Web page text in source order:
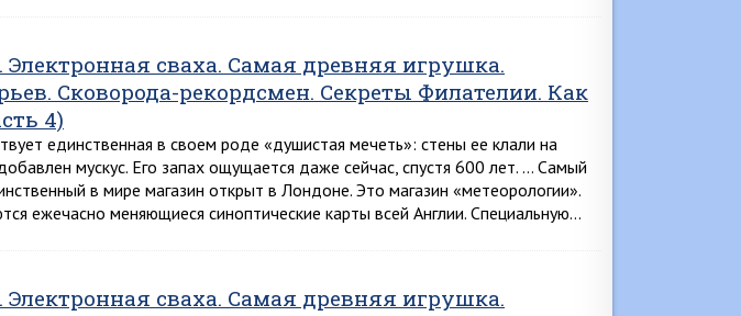
сваха. Самая древняя игрушка.
Сковорода-рекордсмен. Секреты Филателии. Как
4)
единственная в сво­ем роде «душистая мечеть»: стены ее клали на
мускус. Его запах ощущается даже сейчас, спустя 600 лет. … Самый
в мире магазин открыт в Лондоне. Это магазин «метеорологии».
ежечасно меняющиеся синоптические карты всей Англии. Специальную…
сваха. Самая древняя игрушка.